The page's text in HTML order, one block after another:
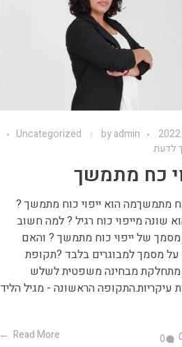
byadmin
Uncategorized
לדעת
כח מתמשך
מתמשךמה הוא ייפוי כוח מתמשך ?
שונה מייפוי כוח רגיל ? למה חשוב
מסמך של ייפוי כוח מתמשך ? והאם
על מסמך למבוגרים בלבד ?תקופת
מתחלקת מבחינה משפטית לשלש
עיקריות.התקופה הראשונה - מגיל הליד
Read More 0